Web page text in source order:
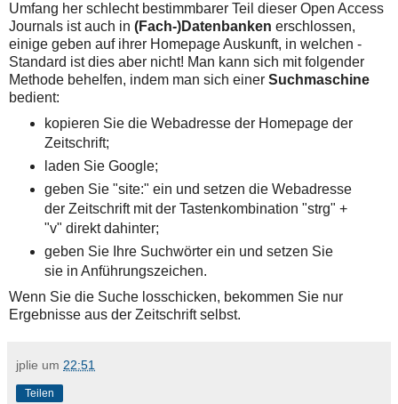
Umfang her schlecht bestimmbarer Teil dieser Open Access
Journals ist auch in (Fach-)Datenbanken erschlossen,
einige geben auf ihrer Homepage Auskunft, in welchen -
Standard ist dies aber nicht! Man kann sich mit folgender
Methode behelfen, indem man sich einer Suchmaschine
bedient:
kopieren Sie die Webadresse der Homepage der
Zeitschrift;
laden Sie Google;
geben Sie "site:" ein und setzen die Webadresse
der Zeitschrift mit der Tastenkombination "strg" +
"v" direkt dahinter;
geben Sie Ihre Suchwörter ein und setzen Sie
sie in Anführungszeichen.
Wenn Sie die Suche losschicken, bekommen Sie nur
Ergebnisse aus der Zeitschrift selbst.
jplie um 22:51
Teilen